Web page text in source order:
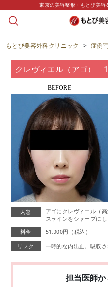
東京の美容整形・もとび美
症
もとび美容外科クリニック > 症例
クレヴィエル（アゴ）
BEFORE
内容
アゴにクレヴィエル（
スラインをシャープにし
料金
51,000円（税込）
リスク 一時的な内出血。吸収さ
担当医師か